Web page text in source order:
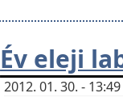
Év eleji
2012. 01. 30. -